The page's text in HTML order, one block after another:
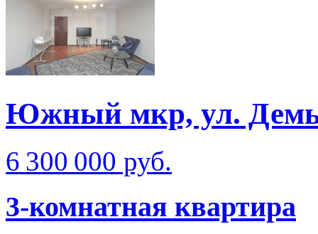
Южный мкр, ул.
6 300 000 руб.
3-комнатная квартира